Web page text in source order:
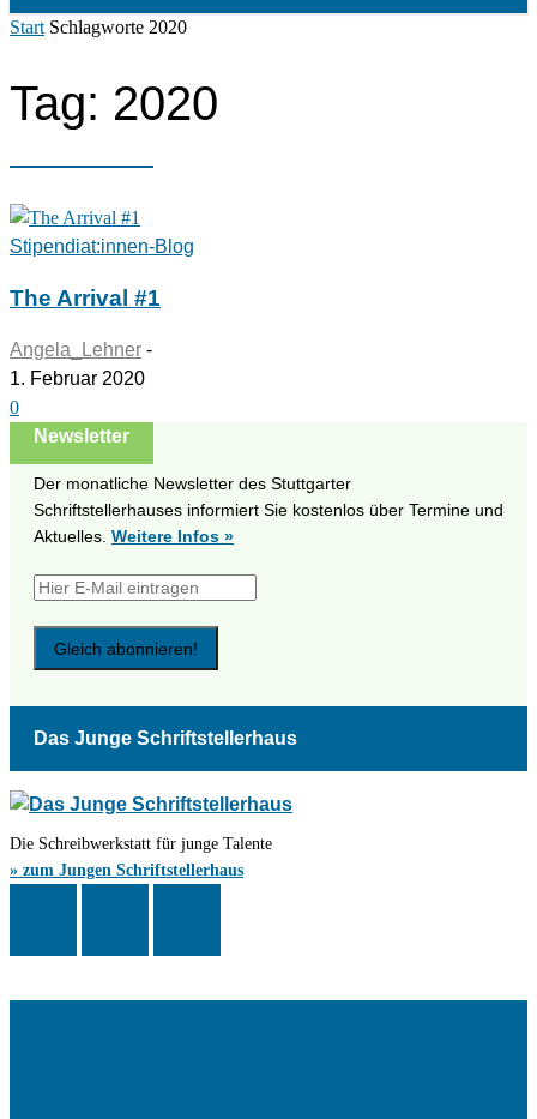
Start Schlagworte 2020
Tag: 2020
Stipendiat:innen-Blog
The Arrival #1
Angela_Lehner -
1. Februar 2020
0
Newsletter
Der monatliche Newsletter des Stuttgarter
Schriftstellerhauses informiert Sie kostenlos über Termine und
Aktuelles. Weitere Infos »
Das Junge Schriftstellerhaus
Die Schreibwerkstatt für junge Talente
» zum Jungen Schriftstellerhaus